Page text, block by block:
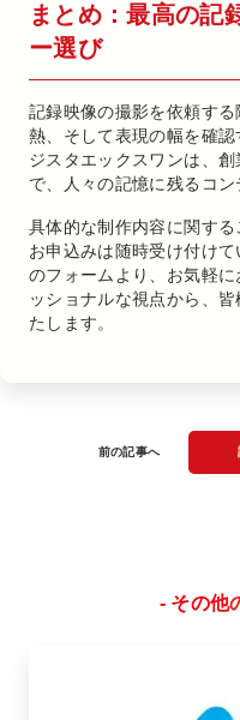
まとめ：最高の記
ー選び
記録映像の撮影を依頼す
熱、そして表現の幅を確
ジスタエックスワンは、
で、人々の記憶に残るコン
具体的な制作内容に関する
お申込みは随時受け付け
のフォームより、お気軽
ッショナルな視点から、
たします。
前の記事へ
- その他